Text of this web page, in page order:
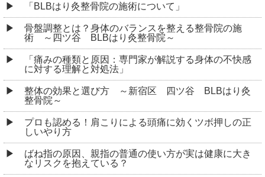
「BLBはり灸整骨院の施術について」
骨盤調整とは？身体のバランスを整える整骨院の施
術 ～四ツ谷 BLBはり灸整骨院～
「痛みの種類と原因：専門家が解説する身体の不快感
に対する理解と対処法」
整体の効果と選び方 ～新宿区 四ツ谷 BLBはり灸
整骨院～
プロも認める！肩こりによる頭痛に効くツボ押しの正
しいやり方
ばね指の原因、親指の普通の使い方が実は健康に大き
なリスクを抱えている？